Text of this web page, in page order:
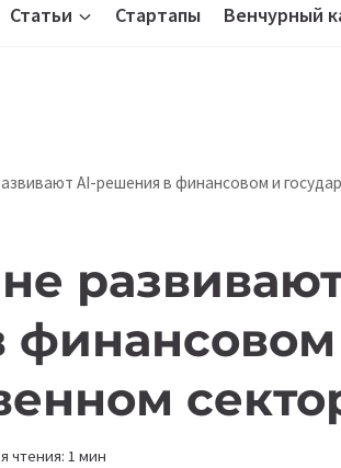
Статьи Стартапы Венчурный
AI-решения в финансовом и
чтения: 1 мин